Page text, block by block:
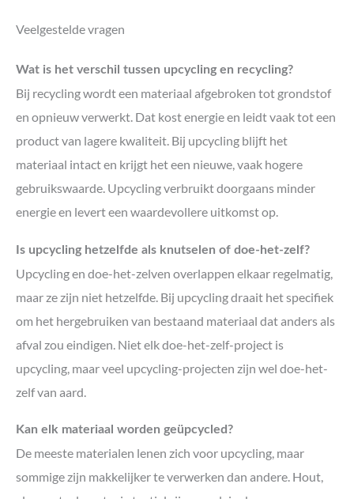
Veelgestelde vragen
Wat is het verschil tussen upcycling en recycling?
Bij recycling wordt een materiaal afgebroken tot grondstof
en opnieuw verwerkt. Dat kost energie en leidt vaak tot een
product van lagere kwaliteit. Bij upcycling blijft het
materiaal intact en krijgt het een nieuwe, vaak hogere
gebruikswaarde. Upcycling verbruikt doorgaans minder
energie en levert een waardevollere uitkomst op.
Is upcycling hetzelfde als knutselen of doe-het-zelf?
Upcycling en doe-het-zelven overlappen elkaar regelmatig,
maar ze zijn niet hetzelfde. Bij upcycling draait het specifiek
om het hergebruiken van bestaand materiaal dat anders als
afval zou eindigen. Niet elk doe-het-zelf-project is
upcycling, maar veel upcycling-projecten zijn wel doe-het-
zelf van aard.
Kan elk materiaal worden geüpcycled?
De meeste materialen lenen zich voor upcycling, maar
sommige zijn makkelijker te verwerken dan andere. Hout,